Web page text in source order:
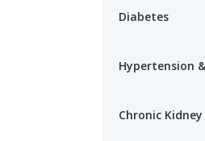
Diabetes
Hypertension
Chronic Kidney